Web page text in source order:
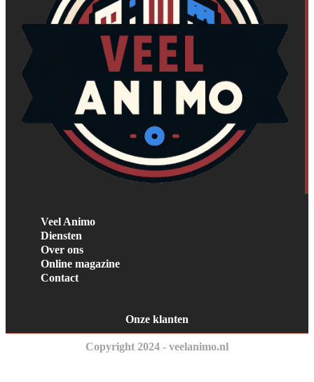
Veel Animo
Diensten
Over ons
Online magazine
Contact
Onze klanten
Copyright 2024 - veelanimo.nl